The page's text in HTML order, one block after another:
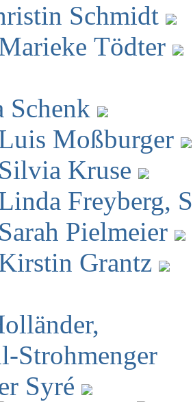
Schmidt
Tödter
Schenk
Moßburger
Kruse
Freyberg,
Pielmeier
Grantz
Strohmenger
Syré